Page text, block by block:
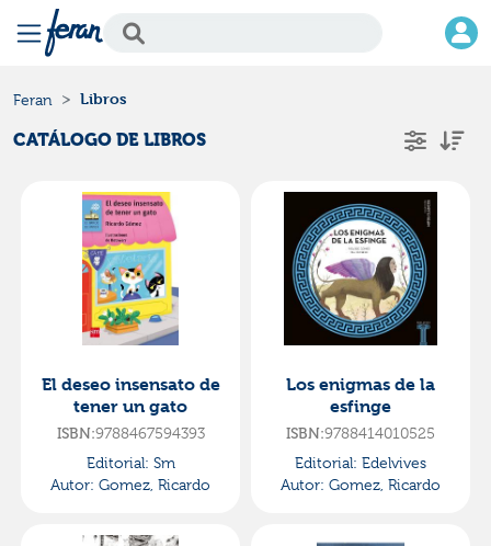
Feran Libros
CATÁLOGO DE LIBROS
El deseo insensato de
tener un gato
ISBN:9788467594393
Editorial: Sm
Autor: Gomez, Ricardo
Los enigmas de la
esfinge
ISBN:9788414010525
Editorial: Edelvives
Autor: Gomez, Ricardo